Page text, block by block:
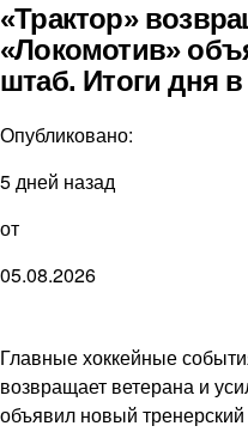
«Трактор»
«Локомотив»
штаб. Итоги дня
Опубликовано:
5 дней назад
от
05.08.2026
Главные хоккейные
возвращает ветерана и
объявил новый